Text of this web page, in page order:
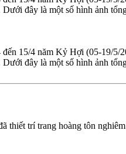
đây là một số hình ảnh
15/4 năm Kỷ Hợi (05-19/5/
đây là một số hình ảnh
trí trang hoàng tôn